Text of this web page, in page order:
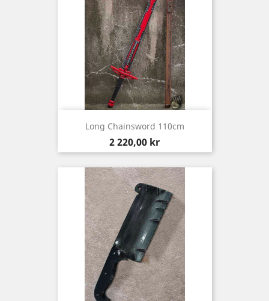
Long Chainsword 110cm
Pris
2 220,00 kr